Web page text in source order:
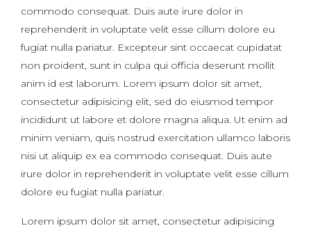
commodo consequat. Duis aute irure dolor in
reprehenderit in voluptate velit esse cillum dolore eu
fugiat nulla pariatur. Excepteur sint occaecat cupidatat
non proident, sunt in culpa qui officia deserunt mollit
anim id est laborum. Lorem ipsum dolor sit amet,
consectetur adipisicing elit, sed do eiusmod tempor
incididunt ut labore et dolore magna aliqua. Ut enim ad
minim veniam, quis nostrud exercitation ullamco laboris
nisi ut aliquip ex ea commodo consequat. Duis aute
irure dolor in reprehenderit in voluptate velit esse cillum
dolore eu fugiat nulla pariatur.
Lorem ipsum dolor sit amet, consectetur adipisicing